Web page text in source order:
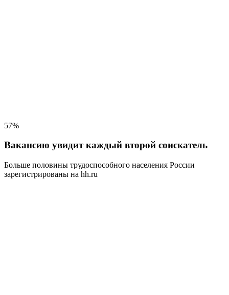
57%
Вакансию увидит каждый второй соискатель
Больше половины трудоспособного населения России
зарегистрированы на hh.ru